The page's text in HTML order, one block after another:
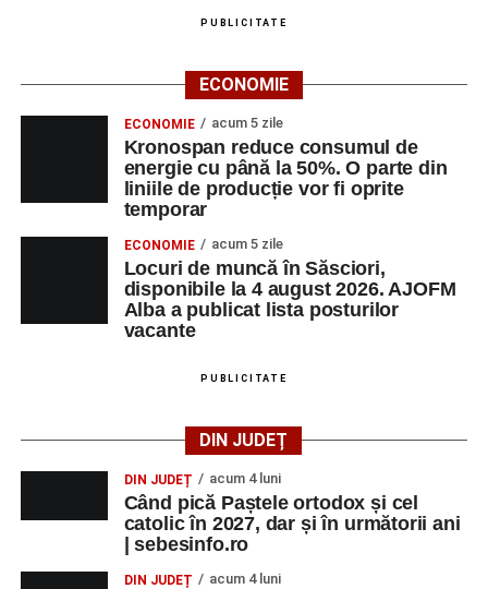
PUBLICITATE
ECONOMIE
ECONOMIE acum 5 zile
Kronospan reduce consumul de
energie cu până la 50%. O parte din
liniile de producție vor fi oprite
temporar
ECONOMIE acum 5 zile
Locuri de muncă în Săsciori,
disponibile la 4 august 2026. AJOFM
Alba a publicat lista posturilor
vacante
PUBLICITATE
DIN JUDEȚ
DIN JUDEȚ acum 4 luni
Când pică Paștele ortodox și cel
catolic în 2027, dar și în următorii ani
| sebesinfo.ro
DIN JUDEȚ acum 4 luni